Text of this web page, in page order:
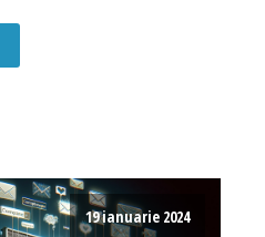
19 ianuarie 2024